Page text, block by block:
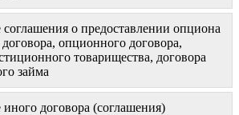
соглашения о предоставлении опциона
опционного договора,
товарищества, договора
займа
иного договора (соглашения)